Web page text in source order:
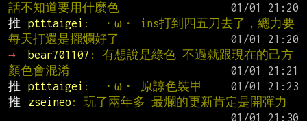
話不知道要用什麼色
推
ptttaigei :  ・ω・ ins打到四五刀去了，總力要
每天打還是擺爛好了
→
bear701107 : 有想說是綠色 不過就跟現在的己方
顏色會混淆
推
ptttaigei :  ・ω・ 原諒色裝甲
推
zseineo : 玩了兩年多 最爛的更新肯定是開彈力